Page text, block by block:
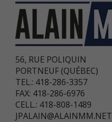
56, RUE POLIQUIN
PORTNEUF (QUÉBEC)
TEL.: 418-286-3357
FAX: 418-286-6976
CELL.: 418-808-1489
JPALAIN@ALAINMM.NET